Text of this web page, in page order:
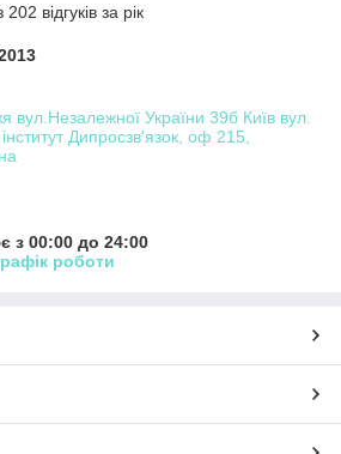
відгуків за рік
вул.Незалежної України 39б Київ вул.
Дипросзв'язок, оф 215,
з 00:00 до 24:00
роботи